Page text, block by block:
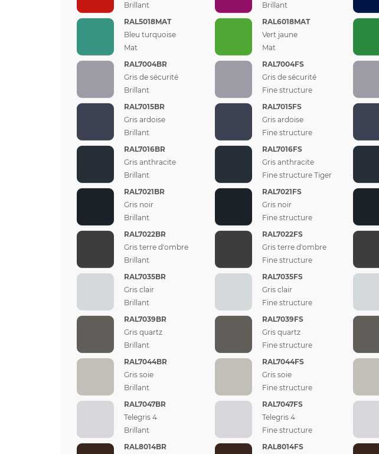
Brillant
Brillant
RAL5018MAT
Bleu turquoise
Mat
RAL6018MAT
Vert jaune
Mat
RAL7004BR
Gris de sécurité
Brillant
RAL7004FS
Gris de sécurité
Fine structure
RAL7015BR
Gris ardoise
Brillant
RAL7015FS
Gris ardoise
Fine structure
RAL7016BR
Gris anthracite
Brillant
RAL7016FS
Gris anthracite
Fine structure Tiger
RAL7021BR
Gris noir
Brillant
RAL7021FS
Gris noir
Fine structure
RAL7022BR
Gris terre d'ombre
Brillant
RAL7022FS
Gris terre d'ombre
Fine structure
RAL7035BR
Gris clair
Brillant
RAL7035FS
Gris clair
Fine structure
RAL7039BR
Gris quartz
Brillant
RAL7039FS
Gris quartz
Fine structure
RAL7044BR
Gris soie
Brillant
RAL7044FS
Gris soie
Fine structure
RAL7047BR
Telegris 4
Brillant
RAL7047FS
Telegris 4
Fine structure
RAL8014BR
RAL8014FS